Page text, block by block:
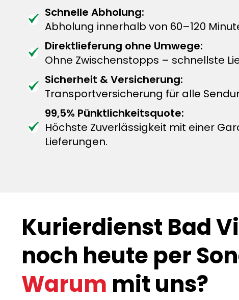
Schnelle Abholung:
Abholung innerhalb von 60–120
Direktlieferung ohne Umwege:
Ohne Zwischenstopps – schnellste
Sicherheit & Versicherung:
Transportversicherung für alle
99,5% Pünktlichkeitsquote:
Höchste Zuverlässigkeit mit einer
Lieferungen.
Kurierdienst Bad
noch heute per
Warum mit uns?